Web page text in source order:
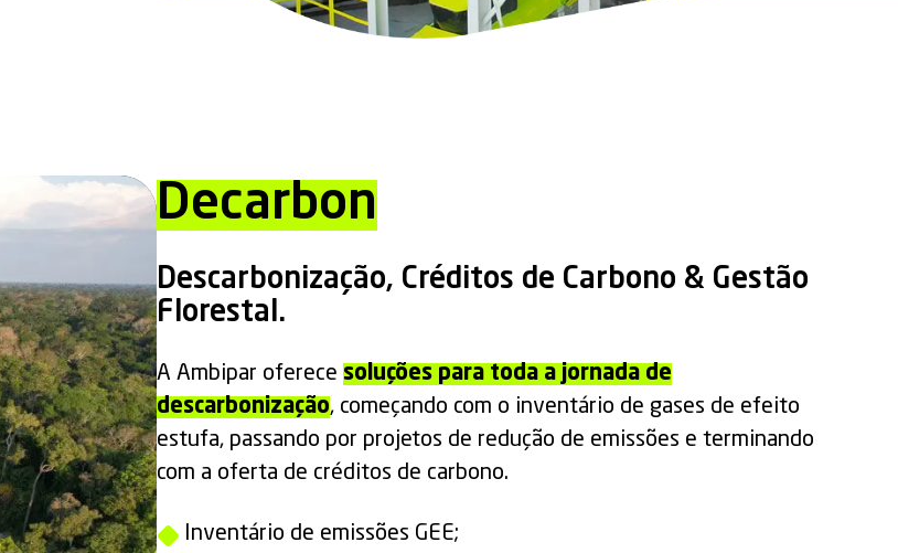
Decarbon
Descarbonização, Créditos de Carbono & Gestão
Florestal.
A Ambipar oferece soluções para toda a jornada de
descarbonização, começando com o inventário de gases de efeito
estufa, passando por projetos de redução de emissões e terminando
com a oferta de créditos de carbono.
Inventário de emissões GEE;